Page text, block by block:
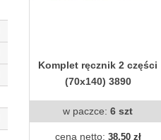
Komplet ręcznik 2 części
(70x140) 3890
w paczce: 6 szt
cena netto: 38,50 zł